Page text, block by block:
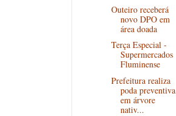
Outeiro receberá
novo DPO em
área doada
Terça Especial -
Supermercados
Fluminense
Prefeitura realiza
poda preventiva
em árvore
nativ...